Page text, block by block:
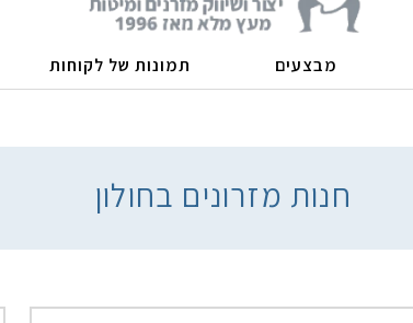
מבצעים תמונות של לקוחות
חנות מזרונים בחולון